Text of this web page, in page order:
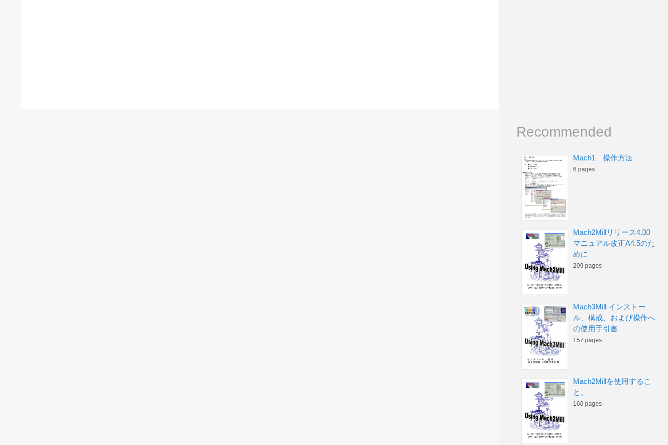
Recommended
Mach1 操作方法
6 pages
Mach2Millリリース4.00
マニュアル改正A4.5のた
めに
209 pages
Mach3Mill インストー
ル、構成、および操作へ
の使用手引書
157 pages
Mach2Millを使用するこ
と。
160 pages